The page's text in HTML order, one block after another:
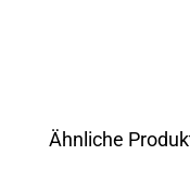
Ähnliche